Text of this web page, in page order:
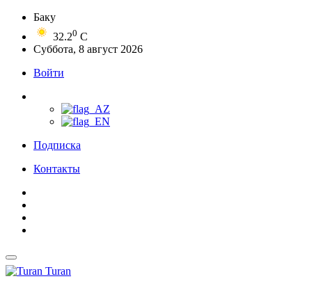
Баку
32.20 C
Суббота, 8 август 2026
Войти
Подписка
Контакты
Turan